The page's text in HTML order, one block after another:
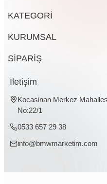
KATEGORİ
KURUMSAL
SİPARİŞ
İletişim
Kocasinan Merkez
No:22/1
0533 657 29 38
info@bmwmarketim.com